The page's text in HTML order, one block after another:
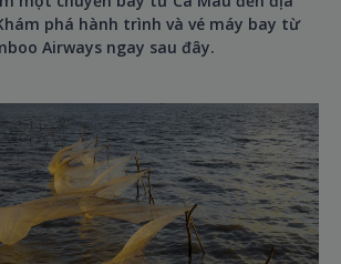
phá hành trình và vé máy bay từ
Airways ngay sau đây.